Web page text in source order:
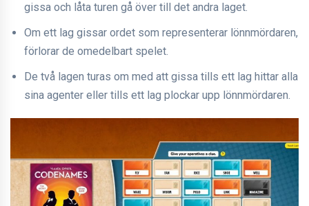
gissa och låta turen gå över till det andra laget.
Om ett lag gissar ordet som representerar lönnmördaren,
förlorar de omedelbart spelet.
De två lagen turas om med att gissa tills ett lag hittar alla
sina agenter eller tills ett lag plockar upp lönnmördaren.